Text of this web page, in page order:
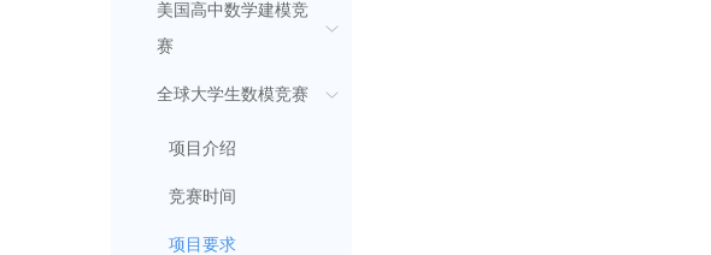
美国高中数学建模竞
赛
全球大学生数模竞赛
项目介绍
竞赛时间
项目要求